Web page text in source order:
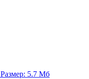
Размер: 5.7 Мб